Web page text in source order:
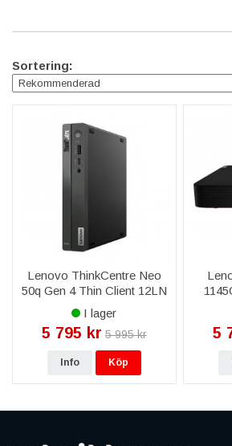
Sortering:
Lenovo ThinkCentre Neo
50q Gen 4 Thin Client 12LN
I3-1215U 256 GB Windows
11 Pro
I lager
5 795 kr 5 995 kr
Info Köp
5